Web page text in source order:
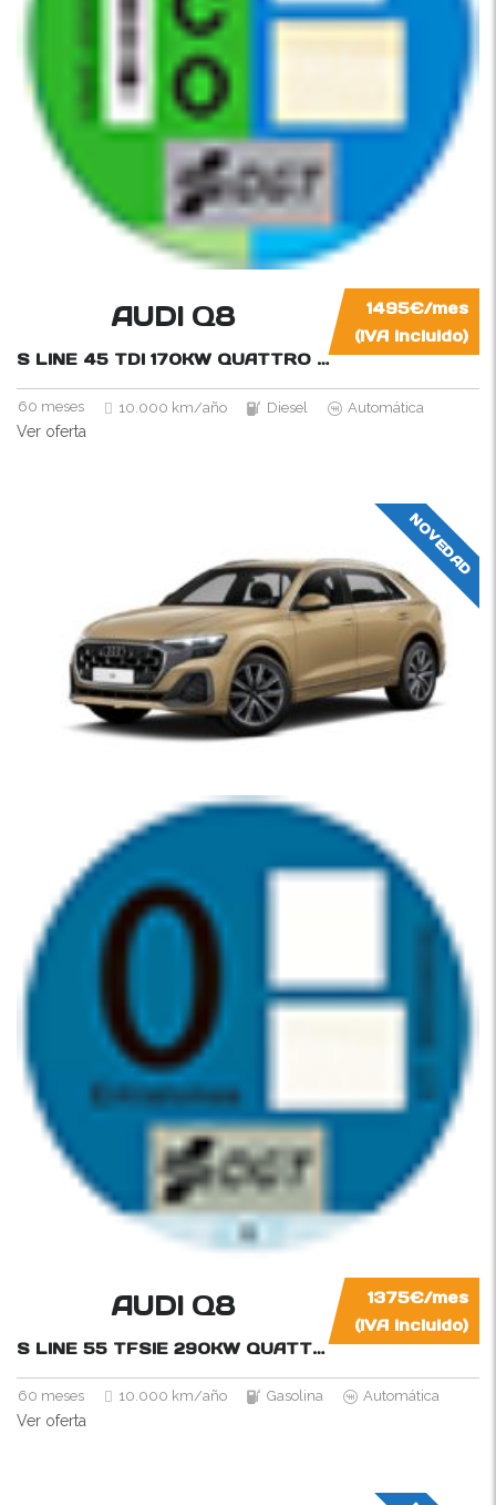
1495€/mes
(IVA incluido)
AUDI Q8
S LINE 45 TDI 170KW QUATTRO TIPTRONIC 231CV
60 meses 10.000 km/año Diesel Automática
Ver oferta
NOVEDAD
1375€/mes
(IVA incluido)
AUDI Q8
S LINE 55 TFSIE 290KW QUATTRO TIPTRONIC
60 meses 10.000 km/año Gasolina Automática
Ver oferta